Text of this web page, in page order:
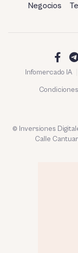
Negocios
Infomercado IA
© Inversiones
Calle